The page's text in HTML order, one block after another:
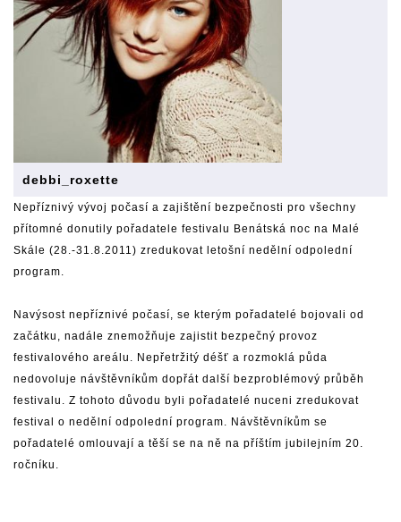
debbi_roxette
Nepříznivý vývoj počasí a zajištění bezpečnosti pro všechny
přítomné donutily pořadatele festivalu Benátská noc na Malé
Skále (28.-31.8.2011) zredukovat letošní nedělní odpolední
program.
Navýsost nepříznivé počasí, se kterým pořadatelé bojovali od
začátku, nadále znemožňuje zajistit bezpečný provoz
festivalového areálu. Nepřetržitý déšť a rozmoklá půda
nedovoluje návštěvníkům dopřát další bezproblémový průběh
festivalu. Z tohoto důvodu byli pořadatelé nuceni zredukovat
festival o nedělní odpolední program. Návštěvníkům se
pořadatelé omlouvají a těší se na ně na příštím jubilejním 20.
ročníku.